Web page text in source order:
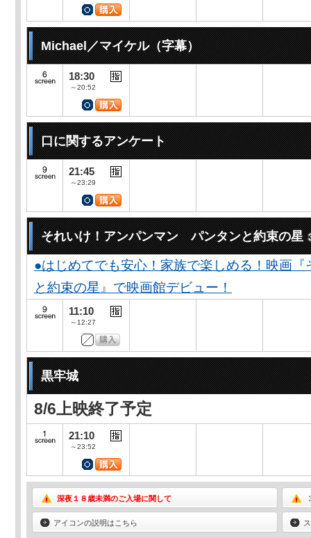
Michael／マイケル（字幕）
18:30
～20:52
口に関するアンケート
21:45
～23:29
それいけ！アンパンマン パンタンと約束の星
●はじめてでも安心！家族で楽しめる！映画
と約束の星』で映画館デビュー！
11:10
～12:27
黒牢城
8/6上映終了予定
21:10
～23:52
深夜１８歳未満のご入場に関して
アイコンの説明はこちら